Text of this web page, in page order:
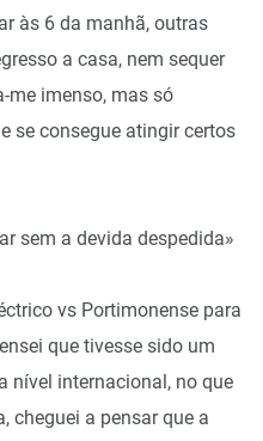
às 6 da manhã, outras
a casa, nem sequer
me imenso, mas só
se consegue atingir certos
sem a devida despedida»
vs Portimonense para
que tivesse sido um
nível internacional, no que
cheguei a pensar que a